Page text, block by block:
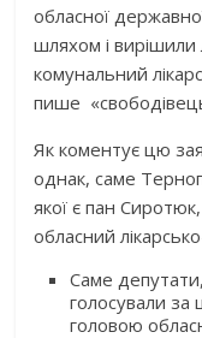
обласної
шляхом і вирішили
комунальний
пише
Як коментує цю
однак, саме
якої є пан
обласний
Саме
голосували
головою